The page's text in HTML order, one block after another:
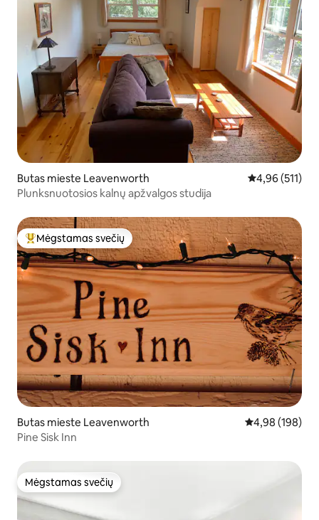
Butas mieste Leavenworth Vidutinis
4,96 (511)
Plunksnuotosios kalnų apžvalgos studija
Svečių mėgstamiausias
Mėgstamas svečių
Butas mieste Leavenworth Vidutinis
4,98 (198)
Pine Sisk Inn
Mėgstamas svečių
Mėgstamas svečių